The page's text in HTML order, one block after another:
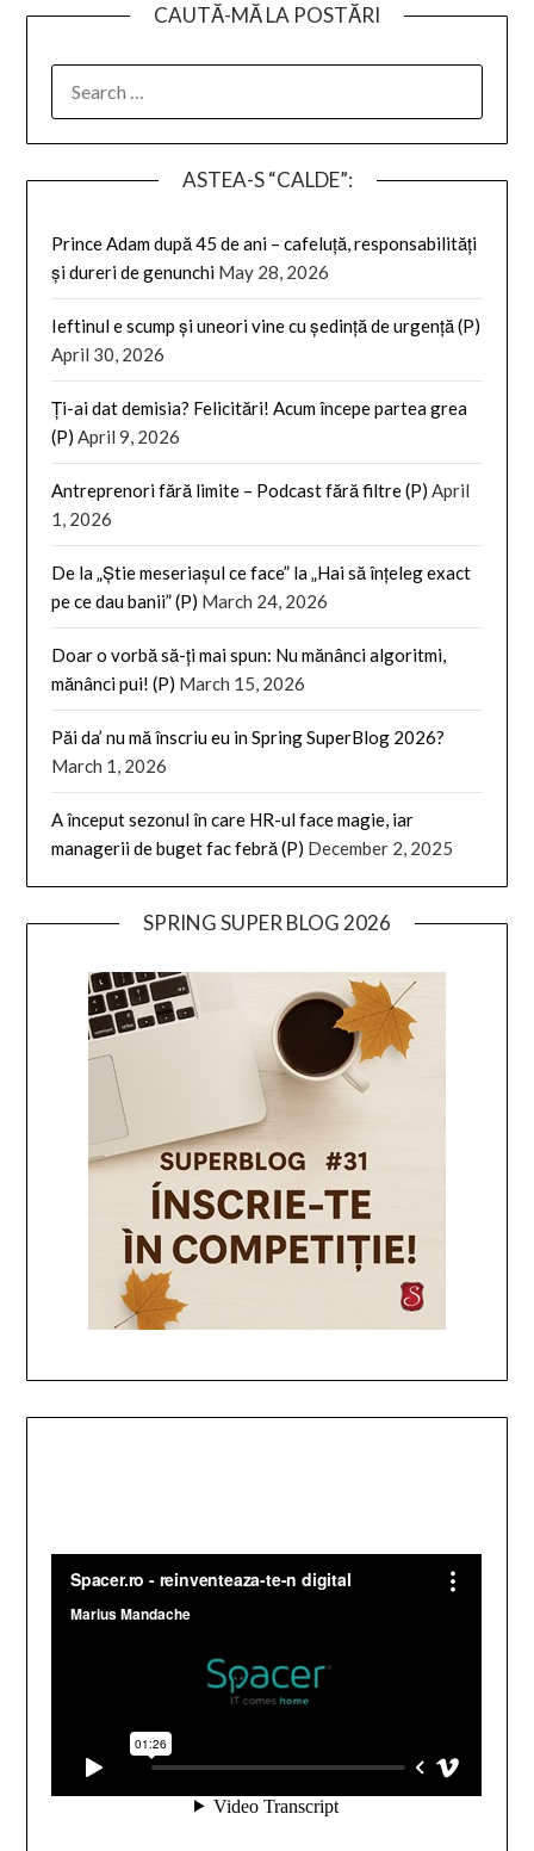
CAUTĂ-MĂ LA POSTĂRI
FOR:
ASTEA-S “CALDE”:
Prince Adam după 45 de ani – cafeluță, responsabilități
și dureri de genunchi May 28, 2026
Ieftinul e scump și uneori vine cu ședință de urgență (P)
April 30, 2026
Ți-ai dat demisia? Felicitări! Acum începe partea grea
(P) April 9, 2026
Antreprenori fără limite – Podcast fără filtre (P) April
1, 2026
De la „Știe meseriașul ce face” la „Hai să înțeleg exact
pe ce dau banii” (P) March 24, 2026
Doar o vorbă să-ți mai spun: Nu mănânci algoritmi,
mănânci pui! (P) March 15, 2026
Păi da’ nu mă înscriu eu in Spring SuperBlog 2026?
March 1, 2026
A început sezonul în care HR-ul face magie, iar
managerii de buget fac febră (P) December 2, 2025
SPRING SUPER BLOG 2026